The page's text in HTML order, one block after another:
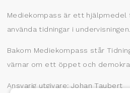
Mediekompass är ett hjälpmedel
använda tidningar i undervisningen.
Bakom Mediekompass står
värnar om ett öppet och
Ansvarig utgivare: Johan Taubert